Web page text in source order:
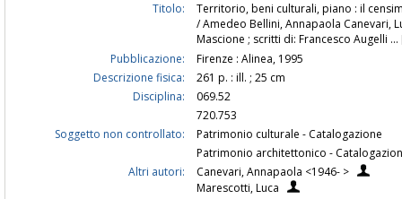
Titolo:
Territorio, beni culturali, piano : il
/ Amedeo Bellini, Annapaola Canevari,
Mascione ; scritti di: Francesco Augelli
Pubblicazione:
Firenze : Alinea, 1995
Descrizione fisica:
261 p. : ill. ; 25 cm
Disciplina:
069.52
720.753
Soggetto non controllato:
Patrimonio culturale - Catalogazione
Patrimonio architettonico -
Altri autori:
Canevari, Annapaola <1946- >
Marescotti, Luca